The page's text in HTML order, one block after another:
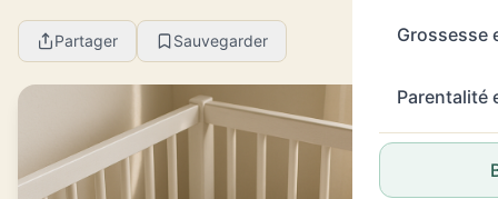
Grossesse
Parentalité
temps d'éveil surveillé, ils ne relèvent ...
Partager Sauvegarder